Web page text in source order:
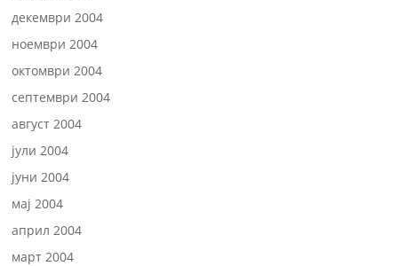
декември 2004
ноември 2004
октомври 2004
септември 2004
август 2004
јули 2004
јуни 2004
мај 2004
април 2004
март 2004